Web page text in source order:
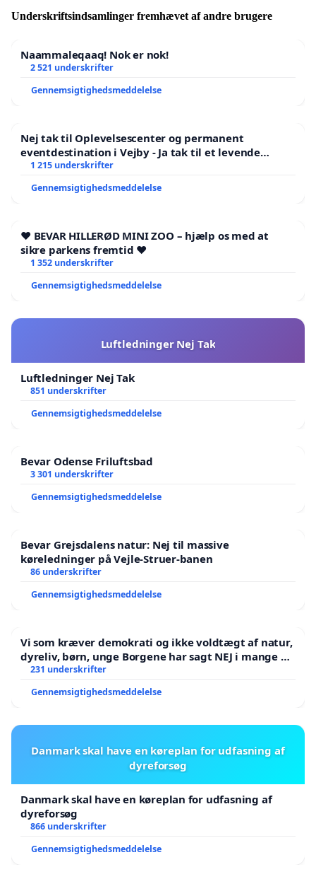
Underskriftsindsamlinger fremhævet af andre brugere
Naammaleqaaq! Nok er nok!
2 521 underskrifter
Gennemsigtighedsmeddelelse
Nej tak til Oplevelsescenter og permanent
eventdestination i Vejby - Ja tak til et levende
lokalområde i balance
1 215 underskrifter
Gennemsigtighedsmeddelelse
❤️ BEVAR HILLERØD MINI ZOO – hjælp os med at
sikre parkens fremtid ❤️
1 352 underskrifter
Gennemsigtighedsmeddelelse
Luftledninger Nej Tak
Luftledninger Nej Tak
851 underskrifter
Gennemsigtighedsmeddelelse
Bevar Odense Friluftsbad
3 301 underskrifter
Gennemsigtighedsmeddelelse
Bevar Grejsdalens natur: Nej til massive
køreledninger på Vejle-Struer-banen
86 underskrifter
Gennemsigtighedsmeddelelse
Vi som kræver demokrati og ikke voldtægt af natur,
dyreliv, børn, unge Borgene har sagt NEJ i mange år.
Der er
231 underskrifter
Gennemsigtighedsmeddelelse
Danmark skal have en køreplan for udfasning af
dyreforsøg
Danmark skal have en køreplan for udfasning af
dyreforsøg
866 underskrifter
Gennemsigtighedsmeddelelse